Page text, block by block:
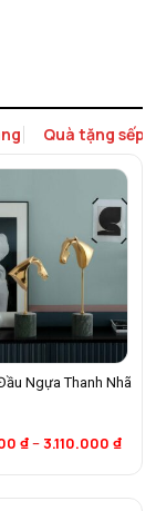
Quà tặng sếp
Ngựa Thanh Nhã
₫–3.110.000 ₫